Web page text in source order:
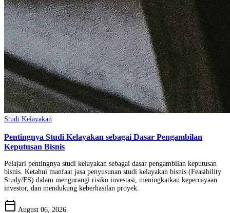
Studi Kelayakan
Pentingnya Studi Kelayakan sebagai Dasar Pengambilan
Keputusan Bisnis
Pelajari pentingnya studi kelayakan sebagai dasar pengambilan keputusan
bisnis. Ketahui manfaat jasa penyusunan studi kelayakan bisnis (Feasibility
Study/FS) dalam mengurangi risiko investasi, meningkatkan kepercayaan
investor, dan mendukung keberhasilan proyek.
calendar_today August 06, 2026